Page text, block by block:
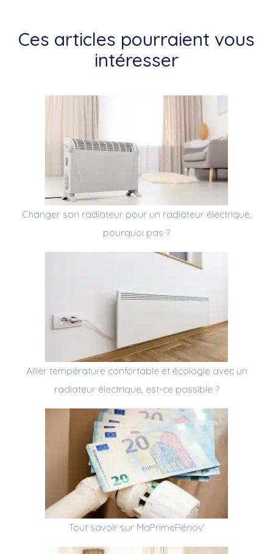
Ces articles pourraient vous
intéresser
Changer son radiateur pour un radiateur électrique,
pourquoi pas ?
Allier température confortable et écologie avec un
radiateur électrique, est-ce possible ?
Tout savoir sur MaPrimeRénov’